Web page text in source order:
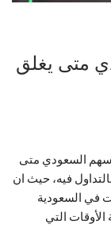
متى يغلق
السعودي متى
فيه، حيث ان
في السعودية
التي